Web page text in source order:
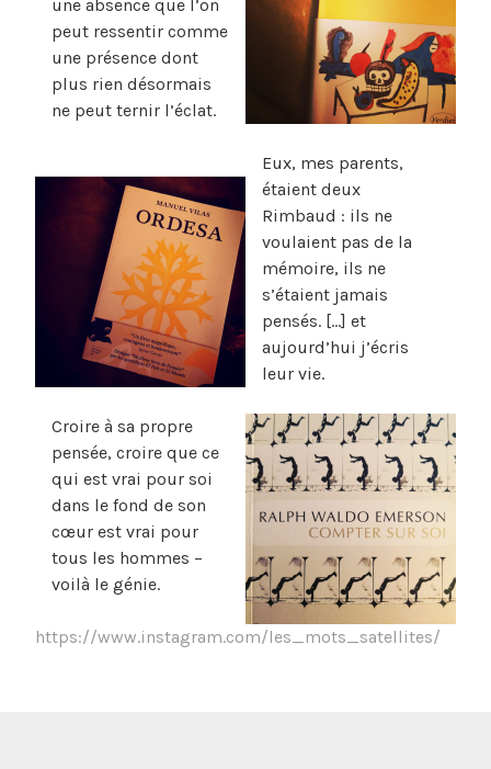
une absence que l’on
peut ressentir comme
une présence dont
plus rien désormais
ne peut ternir l’éclat.
Eux, mes parents,
étaient deux
Rimbaud : ils ne
voulaient pas de la
mémoire, ils ne
s’étaient jamais
pensés. […] et
aujourd’hui j’écris
leur vie.
Croire à sa propre
pensée, croire que ce
qui est vrai pour soi
dans le fond de son
cœur est vrai pour
tous les hommes –
voilà le génie.
https://www.instagram.com/les_mots_satellites/